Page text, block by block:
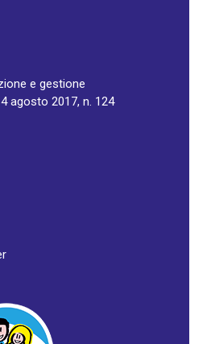
e gestione
agosto 2017, n. 124